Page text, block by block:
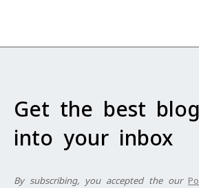
Get the best
into your inbox
By subscribing, you accepted the our